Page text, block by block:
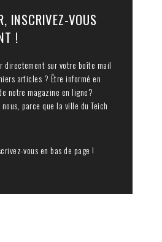
INSCRIVEZ-VOUS
!
directement sur votre boîte mail
articles ? Être informé en
notre magazine en ligne?
parce que la ville du Teich
vous en bas de page !